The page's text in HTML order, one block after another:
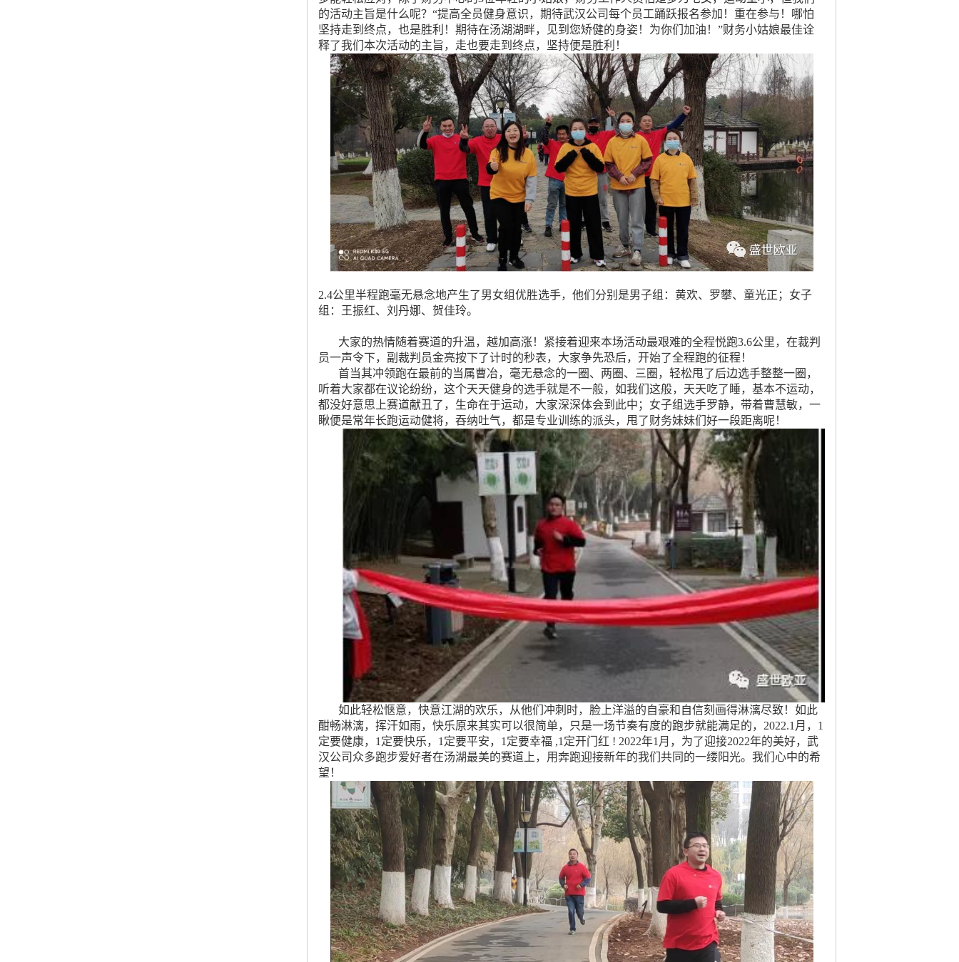
的活动主旨是什么呢？“提高全员健身意识，期待武汉公司每个员工踊跃报名参加！重在参与！哪怕
坚持走到终点，也是胜利！期待在汤湖湖畔，见到您矫健的身姿！为你们加油！”财务小姑娘最佳诠
释了我们本次活动的主旨，走也要走到终点，坚持便是胜利！
2.4公里半程跑毫无悬念地产生了男女组优胜选手，他们分别是男子组：黄欢、罗攀、童光正；女子
组：王振红、刘丹娜、贺佳玲。
大家的热情随着赛道的升温，越加高涨！紧接着迎来本场活动最艰难的全程悦跑3.6公里，在裁判
员一声令下，副裁判员金亮按下了计时的秒表，大家争先恐后，开始了全程跑的征程！
首当其冲领跑在最前的当属曹冶，毫无悬念的一圈、两圈、三圈，轻松甩了后边选手整整一圈，
听着大家都在议论纷纷，这个天天健身的选手就是不一般，如我们这般，天天吃了睡，基本不运动，
都没好意思上赛道献丑了，生命在于运动，大家深深体会到此中；女子组选手罗静，带着曹慧敏，一
瞅便是常年长跑运动健将，吞纳吐气，都是专业训练的派头，甩了财务妹妹们好一段距离呢！
如此轻松惬意，快意江湖的欢乐，从他们冲刺时，脸上洋溢的自豪和自信刻画得淋漓尽致！如此
酣畅淋漓，挥汗如雨，快乐原来其实可以很简单，只是一场节奏有度的跑步就能满足的，2022.1月，1
定要健康，1定要快乐，1定要平安，1定要幸福 ,1定开门红 ! 2022年1月，为了迎接2022年的美好，武
汉公司众多跑步爱好者在汤湖最美的赛道上，用奔跑迎接新年的我们共同的一缕阳光。我们心中的希
望！